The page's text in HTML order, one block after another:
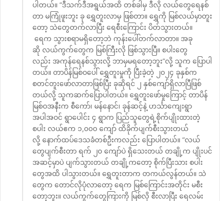
ပါတယ်။ “ဒီသက်ဒီအရွယ်အထိ တစ်ခါမှ ဒီလို လယ်တွေရေနစ်
တာ မကြုံဖူးဘူး ခု ရွှေတူးလာမှ ဖြစ်တာ။ ရွှေကို မြစ်လယ်မှာတူး
တော့ သဲတွေတက်လာပြီး ရေစီးကြောင်း ပိတ်သွားတယ်။
ရေက သွားစရာမရှိတော့ဘဲ ကုန်းပေါ်တက်လာတာ။ အခု
ဆို လယ်ကွက်တွေက မြစ်ကြီးလို ဖြစ်သွားပြီ။ စပါးတွေ
လည်း အကုန်ရေနစ်သွားလို့ ဘာမှမရတော့ဘူး”လို့ သူက ပြောပါ
တယ်။ တာပိန်မြစ်ဝပေါ် ရွှေတူးမှုကို ပြီးခဲ့တဲ့ ၂၀၂၄ ခုနှစ်က
စတင်တူးဖော်လာတာဖြစ်ပြီး ခုဆိုရင် ၂ နှစ်ကျော်ရှိလာပြီဖြစ်
တယ်လို့ သူကဆက်ပြောပါတယ်။ ရွှေတူးဖော်မှုကြောင့် တာပိန်
မြစ်ဝအနီးက စီကော်၊ မန်နောင်၊ ခုန်ဆင့်နဲ့ ဟင်္သာကျေးရွာ
အပါအဝင် ရွာပေါင်း ၄ ရွာက ပြည်သူတွေရဲ့စိုက်ပျိုးထားတဲ့
စပါး လယ်ဧက ၁,၀၀၀ ကျော် ထိခိုက်ပျက်စီးသွားတယ်
လို့ နောက်ထပ်ဒေသခံတစ်ဦးကလည်း ပြောပါတယ်။ “လယ်
တွေပျက်စီးတာ ရက် ၂၀ ကျော်ပဲ ရှိသေးတယ် တချို့က ပျိုးပင်
အဆင့်မှာပဲ ပျက်သွားတယ် တချို့ကတော့ စိုက်ပြီးသား စပါး
တွေအထိ ပါသွားတယ်။ ရွှေတူးတာက တကယ်လွန်တယ်။ သဲ
တွေက တောင်လိုပုံလာတော့ ရေက မြစ်ကြောင်းအတိုင်း မစီး
တော့ဘူး။ လယ်ကွက်တွေကြားကို မြစ်လို စီးလာပြီး ရေလမ်း